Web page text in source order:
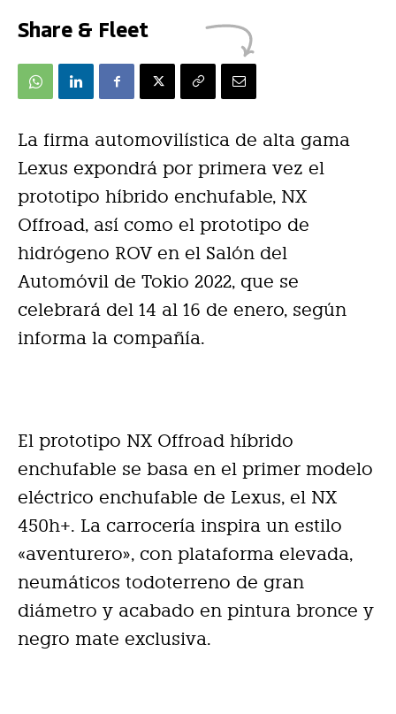
Share & Fleet
La firma automovilística de alta gama
Lexus expondrá por primera vez el
prototipo híbrido enchufable, NX
Offroad, así como el prototipo de
hidrógeno ROV en el Salón del
Automóvil de Tokio 2022, que se
celebrará del 14 al 16 de enero, según
informa la compañía.
El prototipo NX Offroad híbrido
enchufable se basa en el primer modelo
eléctrico enchufable de Lexus, el NX
450h+. La carrocería inspira un estilo
«aventurero», con plataforma elevada,
neumáticos todoterreno de gran
diámetro y acabado en pintura bronce y
negro mate exclusiva.